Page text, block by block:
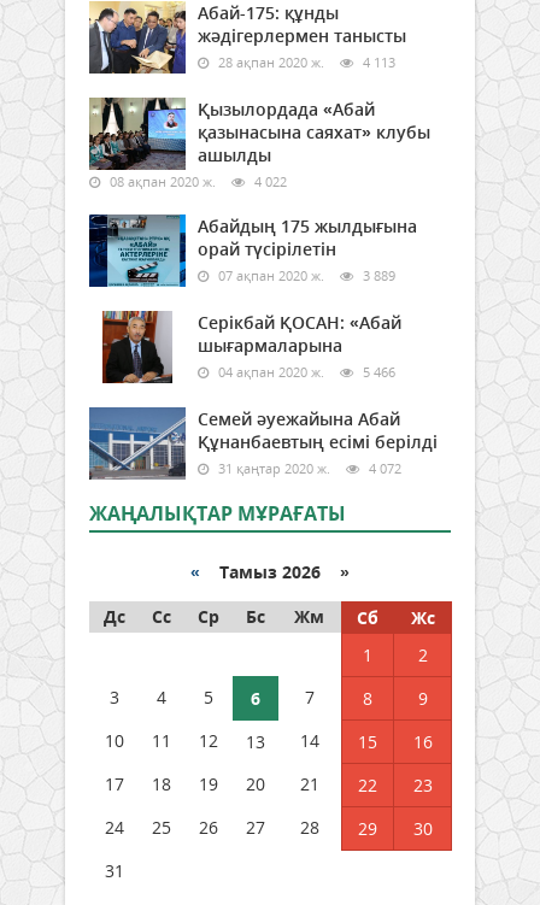
Абай-175: құнды
жәдігерлермен танысты
28 ақпан 2020 ж. 4 113
Қызылордада «Абай
қазынасына саяхат» клубы
ашылды
08 ақпан 2020 ж. 4 022
Абайдың 175 жылдығына
орай түсірілетін
07 ақпан 2020 ж. 3 889
Серікбай ҚОСАН: «Абай
шығармаларына
04 ақпан 2020 ж. 5 466
Семей әуежайына Абай
Құнанбаевтың есімі берілді
31 қаңтар 2020 ж. 4 072
ЖАҢАЛЫҚТАР МҰРАҒАТЫ
« Тамыз 2026 »
Дс
Сс Ср Бс Жм Сб
Жс
1
2
3
4 5 6 7 8
9
10
11 12 13 14 15
16
17
18 19 20 21 22
23
24
25 26 27 28 29
30
31